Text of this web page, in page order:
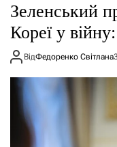
Зеленський
Кореї у
ВідФедоренко Світлана